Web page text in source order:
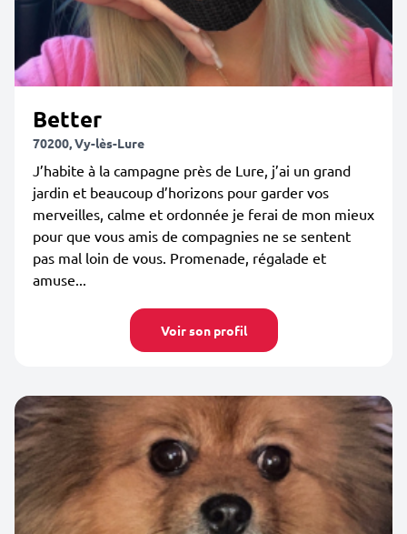
Better
70200, Vy-lès-Lure
J’habite à la campagne près de Lure, j’ai un grand
jardin et beaucoup d’horizons pour garder vos
merveilles, calme et ordonnée je ferai de mon mieux
pour que vous amis de compagnies ne se sentent
pas mal loin de vous. Promenade, régalade et
amuse...
Voir son profil